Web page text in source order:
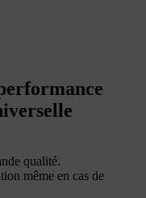
qualité.
même en cas de